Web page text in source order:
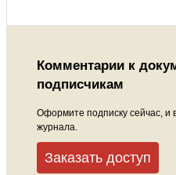
Комментарии к
подписчикам
Оформите подписку сейчас, и
журнала.
Заказать доступ